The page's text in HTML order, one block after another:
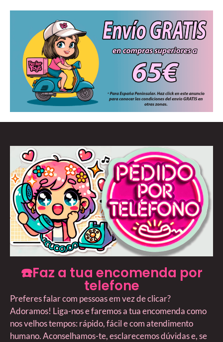
☎️Faz a tua encomenda por
telefone
Preferes falar com pessoas em vez de clicar?
Adoramos! Liga-nos e faremos a tua encomenda como
nos velhos tempos: rápido, fácil e com atendimento
humano. Aconselhamos-te, esclarecemos dúvidas e, se